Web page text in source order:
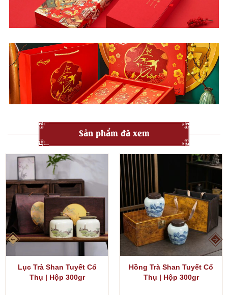
Sản phẩm đã xem
Lục Trà Shan Tuyết Cổ
Thụ | Hộp 300gr
Hồng Trà Shan Tuyết Cổ
Thụ | Hộp 300gr